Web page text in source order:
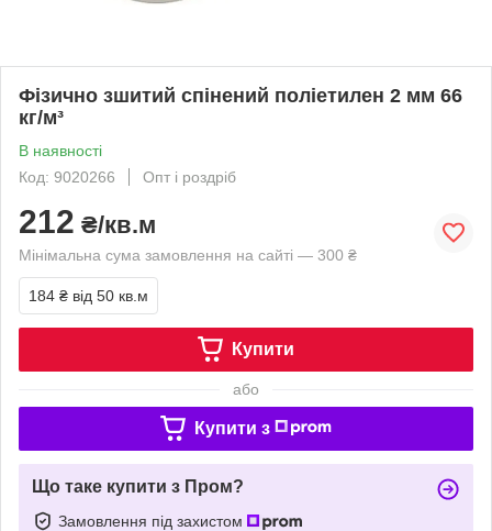
Фізично зшитий спінений поліетилен 2 мм 66
кг/м³
В наявності
Код: 9020266
Опт і роздріб
212 ₴/кв.м
Мінімальна сума замовлення на сайті — 300 ₴
184 ₴ від 50 кв.м
Купити
або
Купити з
Що таке купити з Пром?
Замовлення під захистом